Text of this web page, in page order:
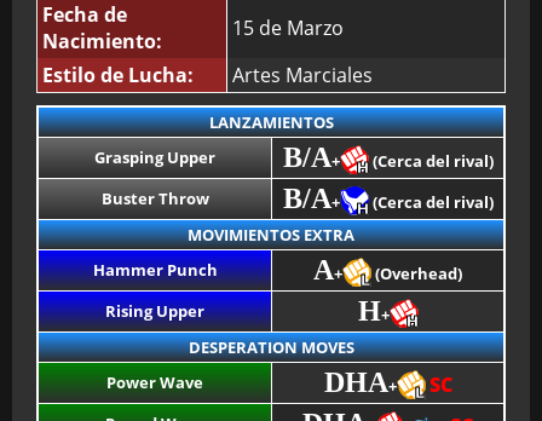
Fecha de
Nacimiento:
15 de Marzo
Estilo de Lucha:
Artes Marciales
LANZAMIENTOS
Grasping Upper
B/A+
(Cerca del rival)
Buster Throw
B/A+
(Cerca del rival)
MOVIMIENTOS EXTRA
Hammer Punch
A+
(Overhead)
Rising Upper
H+
DESPERATION MOVES
Power Wave
DHA+ SC